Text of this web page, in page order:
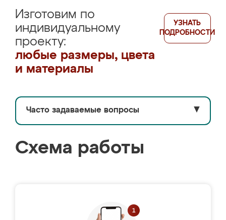
Изготовим по
индивидуальному
проекту:
любые размеры, цвета
и материалы
УЗНАТЬ
ПОДРОБНОСТИ
Часто задаваемые вопросы ▼
Схема работы